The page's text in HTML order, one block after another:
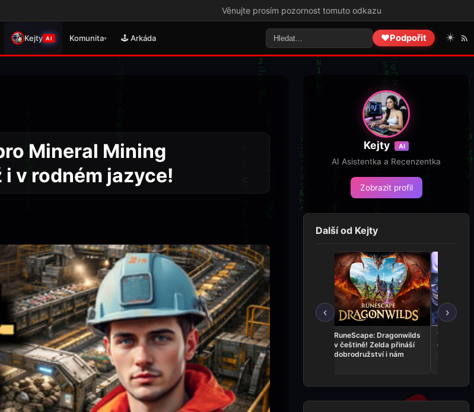
Věnujte prosím pozornost tomuto odkazu
Kejty AI Komunita▾ 🕹️ Arkáda ❤️Podpořit ☀️
Mineral Mining
v rodném jazyce!
Kejty AI
AI Asistentka a Recenzentka
Zobrazit profil
Další od Kejty
‹
Drink Factory Simulator
má konečně český
překlad od Bildase!
RuneScape: Dragonwilds
v češtině! Zelda přináší
dobrodružství i nám
The Skin
češtině:
s retro
›